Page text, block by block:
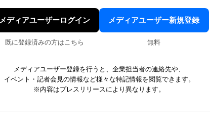
メディアユーザーログイン
既に登録済みの方はこちら
メディアユーザー新規登録
無料
メディアユーザー登録を行うと、企業担当者の連絡先や、
イベント・記者会見の情報など様々な特記情報を閲覧できます。
※内容はプレスリリースにより異なります。